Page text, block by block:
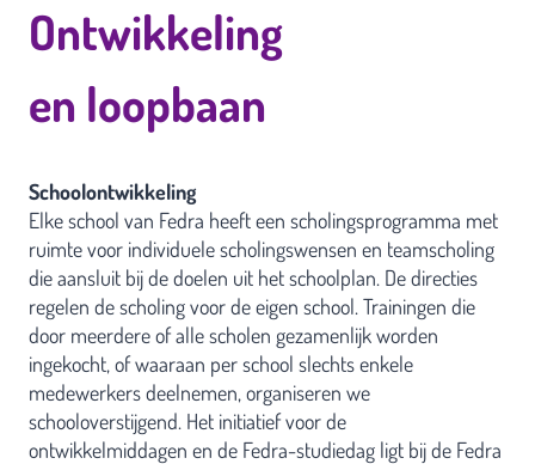
Ontwikkeling
en loopbaan
Schoolontwikkeling
Elke school van Fedra heeft een scholingsprogramma met
ruimte voor individuele scholingswensen en teamscholing
die aansluit bij de doelen uit het schoolplan. De directies
regelen de scholing voor de eigen school. Trainingen die
door meerdere of alle scholen gezamenlijk worden
ingekocht, of waaraan per school slechts enkele
medewerkers deelnemen, organiseren we
schooloverstijgend. Het initiatief voor de
ontwikkelmiddagen en de Fedra-studiedag ligt bij de Fedra